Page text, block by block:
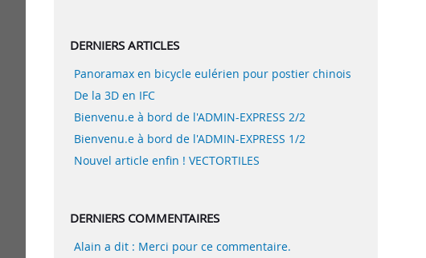
DERNIERS ARTICLES
Panoramax en bicycle eulérien pour postier chinois
De la 3D en IFC
Bienvenu.e à bord de l'ADMIN-EXPRESS 2/2
Bienvenu.e à bord de l'ADMIN-EXPRESS 1/2
Nouvel article enfin ! VECTORTILES
DERNIERS COMMENTAIRES
Alain a dit : Merci pour ce commentaire.